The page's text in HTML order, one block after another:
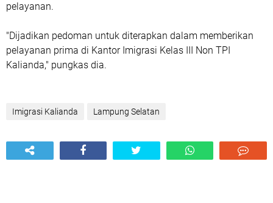
pelayanan.
"Dijadikan pedoman untuk diterapkan dalam memberikan
pelayanan prima di Kantor Imigrasi Kelas III Non TPI
Kalianda," pungkas dia.
Imigrasi Kalianda Lampung Selatan